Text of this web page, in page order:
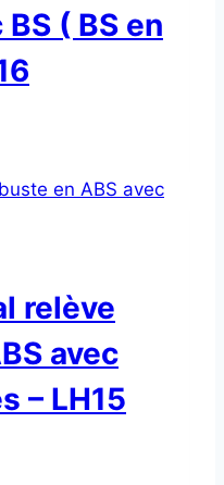
( BS en
relève
avec
– LH15